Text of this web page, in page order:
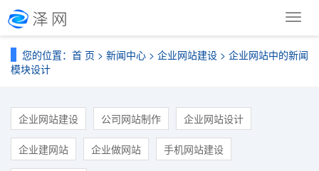
导
菜
单
您的位置： 首 页 > 新闻中心 > 企业网站建设 > 企业网站中的新闻
模块设计
企业网站建设 公司网站制作 企业网站设计
企业建网站 企业做网站 手机网站建设